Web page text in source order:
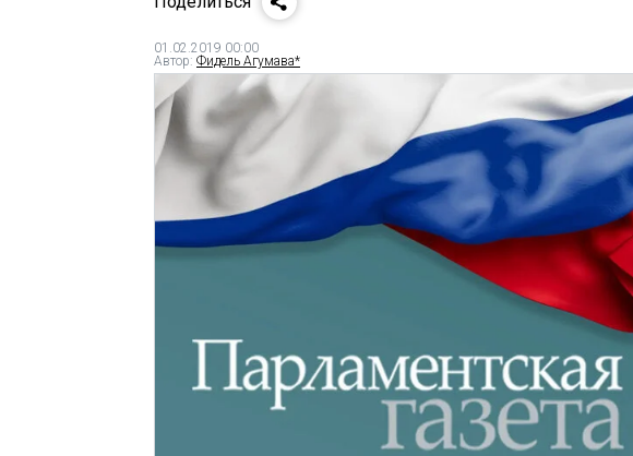
01.02.2019 00:00
Автор: Фидель Агумава*